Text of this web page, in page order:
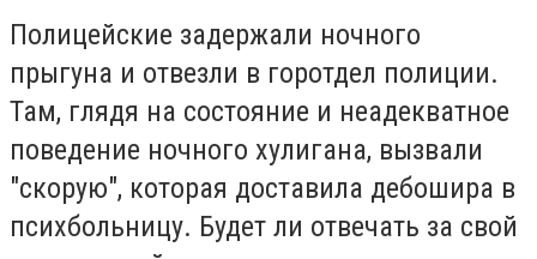
Полицейские задержали ночного
прыгуна и отвезли в горотдел полиции.
Там, глядя на состояние и неадекватное
поведение ночного хулигана, вызвали
"скорую", которая доставила дебошира в
психбольницу. Будет ли отвечать за свой